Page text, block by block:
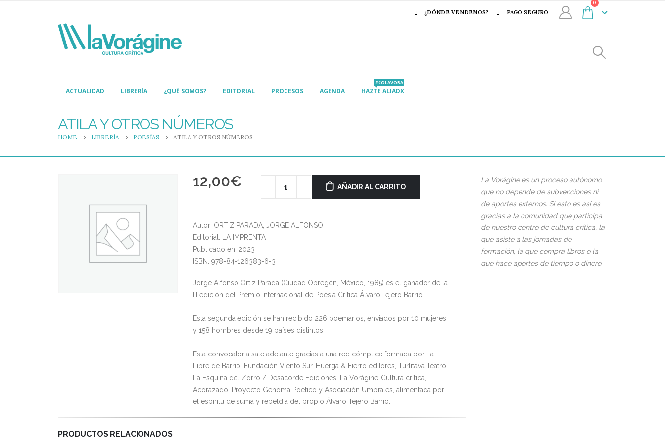
¿DÓNDE VENDEMOS? PAGO SEGURO
0
ACTUALIDAD LIBRERÍA ¿QUÉ SOMOS? EDITORIAL PROCESOS AGENDA HAZTE ALIADX
#COLAVORA
ATILA Y OTROS NÚMEROS
HOME LIBRERÍA POESÍAS ATILA Y OTROS NÚMEROS
12,00€ AÑADIR AL CARRITO
Autor: ORTIZ PARADA, JORGE ALFONSO
Editorial: LA IMPRENTA
Publicado en: 2023
ISBN: 978-84-126383-6-3
Jorge Alfonso Ortiz Parada (Ciudad Obregón, México, 1985) es el ganador de la
III edición del Premio Internacional de Poesía Crítica Álvaro Tejero Barrio.
Esta segunda edición se han recibido 226 poemarios, enviados por 10 mujeres
y 158 hombres desde 19 países distintos.
Esta convocatoria sale adelante gracias a una red cómplice formada por La
Libre de Barrio, Fundación Viento Sur, Huerga & Fierro editores, Turlitava Teatro,
La Esquina del Zorro / Desacorde Ediciones, La Vorágine-Cultura crítica,
Acorazado, Proyecto Genoma Poético y Asociación Umbrales, alimentada por
el espíritu de suma y rebeldía del propio Álvaro Tejero Barrio.
PRODUCTOS RELACIONADOS
La Vorágine es un proceso autónomo
que no depende de subvenciones ni
de aportes externos. Si esto es así es
gracias a la comunidad que participa
de nuestro centro de cultura crítica, la
que asiste a las jornadas de
formación, la que compra libros o la
que hace aportes de tiempo o dinero.